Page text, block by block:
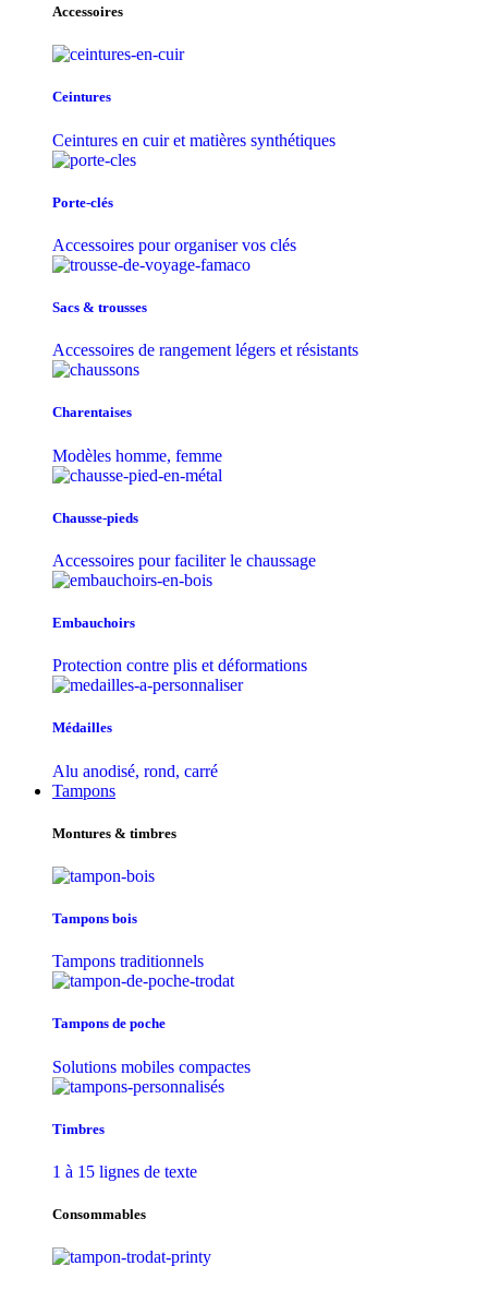
Accessoires
Ceintures
Ceintures en cuir et matières synthétiques
Porte-clés
Accessoires pour organiser vos clés
Sacs & trousse​s
Accessoires de rangement légers et résistants
Charentaises
Modèles homme, femme
Chausse-pieds
Accessoires pour faciliter le chaussage
Embauchoirs
Protection contre plis et déformations
Médailles
Alu anodisé, rond, carré
Tampons
Montures & timbres
Tampons bois
Tampons traditionnels
Tampons de poche
Solutions mobiles compactes
Timbres
1 à 15 lignes de texte
Consommables